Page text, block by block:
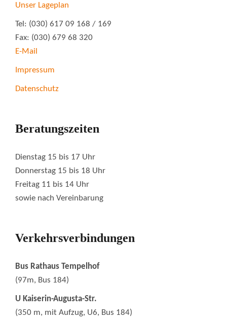
Unser Lageplan
Tel: (030) 617 09 168 / 169
Fax: (030) 679 68 320
E-Mail
Impressum
Datenschutz
Beratungszeiten
Dienstag 15 bis 17 Uhr
Donnerstag 15 bis 18 Uhr
Freitag 11 bis 14 Uhr
sowie nach Vereinbarung
Verkehrsverbindungen
Bus Rathaus Tempelhof
(97m, Bus 184)
U Kaiserin-Augusta-Str.
(350 m, mit Aufzug, U6, Bus 184)